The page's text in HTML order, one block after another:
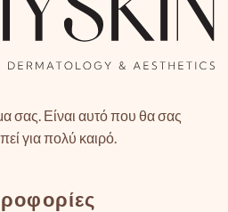
σας. Είναι αυτό που θα σας
για πολύ καιρό.